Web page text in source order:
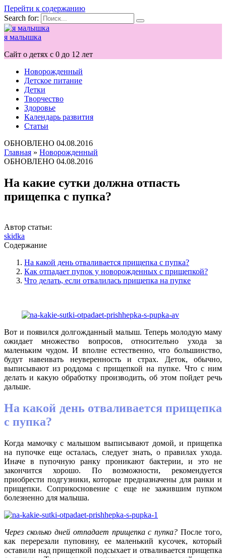
Перейти к содержанию
Search for:
я малышка
Сайт о детях с 0 до 12 лет
Новорожденный
Детское питание
Детки
Творчество
Здоровье
Календарь развития
Статьи
ОБНОВЛЕНО 04.08.2016
Главная » Новорожденный
ОБНОВЛЕНО 04.08.2016
На какие сутки должна отпасть
прищепка с пупка?
Автор статьи:
skidka
Содержание
На какой день отваливается прищепка с пупка?
Как отпадает пупок у новорожденных с прищепкой?
Что делать, если отвалилась прищепка на пупке
Вот и появился долгожданный малыш. Теперь молодую маму
ожидает множество вопросов, относительно ухода за
маленьким чудом. И вполне естественно, что большинство,
будут навеивать неуверенность и страх. Деток, обычно,
выписывают из роддома с прищепкой на пупке. Что с ним
делать и какую обработку производить, об этом пойдет речь
дальше.
На какой день отваливается прищепка
с пупка?
Когда мамочку с малышом выписывают домой, и прищепка
на пупочке еще осталась, следует знать, о правилах ухода.
Иначе в пупочную ранку проникают бактерии, и это не
закончится хорошо. По возможности, рекомендуется
приобрести подгузники, которые предназначены для ранки и
прищепки. Соприкосновение с еще не зажившим пупком
болезненно для малыша.
Через сколько дней отпадает прищепка с пупка? После того,
как перерезали пуповину, ее маленький кусочек, который
оставили над прищепкой подсыхает и отваливается прищепка